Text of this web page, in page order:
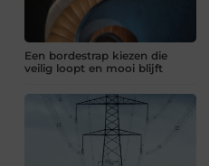
Een bordestrap kiezen die
veilig loopt en mooi blijft